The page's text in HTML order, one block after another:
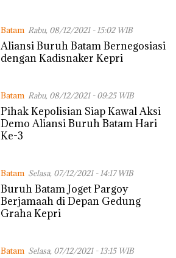
Batam Rabu, 08/12/2021 - 15:02 WIB
Aliansi Buruh Batam Bernegosiasi
dengan Kadisnaker Kepri
Batam Rabu, 08/12/2021 - 09:25 WIB
Pihak Kepolisian Siap Kawal Aksi
Demo Aliansi Buruh Batam Hari
Ke-3
Batam Selasa, 07/12/2021 - 14:17 WIB
Buruh Batam Joget Pargoy
Berjamaah di Depan Gedung
Graha Kepri
Batam Selasa, 07/12/2021 - 13:15 WIB